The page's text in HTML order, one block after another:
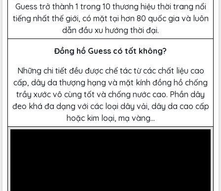
Guess trở thành 1 trong 10 thương hiệu thời trang nổi
tiếng nhất thế giới, có mặt tại hơn 80 quốc gia và luôn
dẫn đầu xu hướng thời đại.
Đồng hồ Guess có tốt không?
Những chi tiết đều được chế tác từ các chất liệu cao
cấp, dây da thượng hạng và mặt kính đồng hồ chống
trầy xước vô cùng tốt và chống nước cao. Phần dây
đeo khá đa dạng với các loại dây vải, dây da cao cấp
hoặc kim loại, mạ vàng…